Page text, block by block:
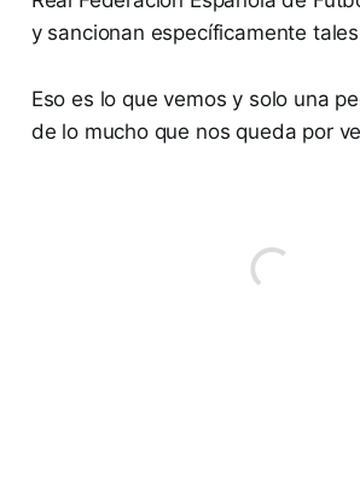
y sancionan específicamente
Eso es lo que vemos y solo una
de lo mucho que nos queda por